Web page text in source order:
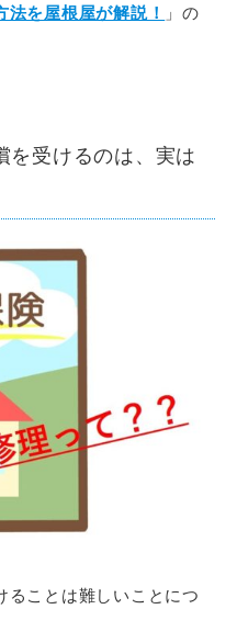
を屋根屋が解説！
」の
を受けるのは、実は
ることは難しいことにつ